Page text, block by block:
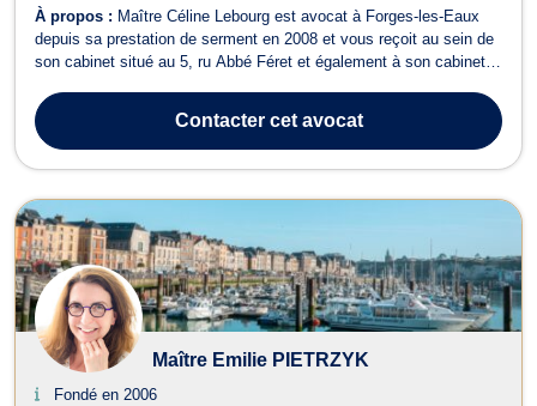
À propos : Maître Céline Lebourg est avocat à Forges-les-Eaux
depuis sa prestation de serment en 2008 et vous reçoit au sein de
son cabinet situé au 5, ru Abbé Féret et également à son cabinet
propose conseils et assistance en droit de la famille ainsi que dans
tous ses cha...
Contactercet avocat
Maître Emilie PIETRZYK
Fondé en 2006